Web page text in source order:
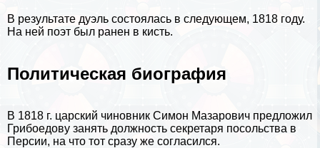
В результате дуэль состоялась в следующем, 1818 году.
На ней поэт был ранен в кисть.
Политическая биография
В 1818 г. царский чиновник Симон Мазарович предложил
Грибоедову занять должность секретаря посольства в
Персии, на что тот сразу же согласился.